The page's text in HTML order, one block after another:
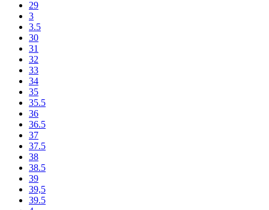
29
3
3.5
30
31
32
33
34
35
35.5
36
36.5
37
37.5
38
38.5
39
39,5
39.5